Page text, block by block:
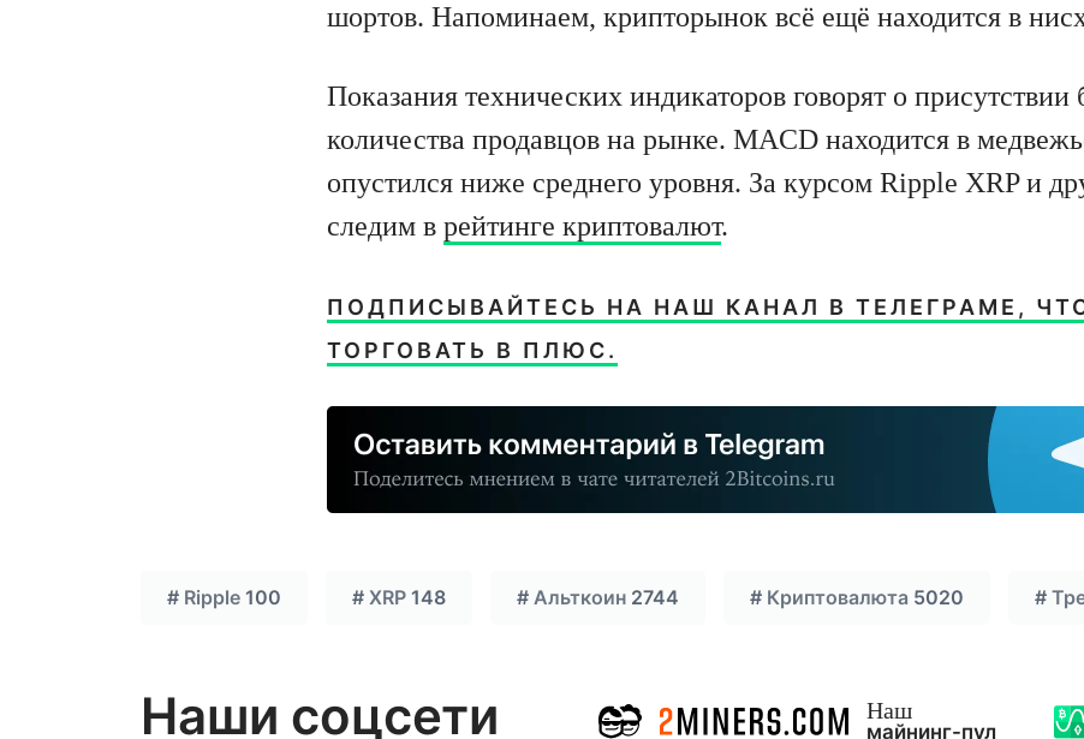
шортов. Напоминаем, крипторынок всё ещё находится в
Показания технических индикаторов говорят о присутствии
количества продавцов на рынке. MACD находится в
опустился ниже среднего уровня. За курсом Ripple XRP и
следим в рейтинге криптовалют.
ПОДПИСЫВАЙТЕСЬ НА НАШ КАНАЛ В ТЕЛЕГРАМЕ,
ТОРГОВАТЬ В ПЛЮС.
# Ripple 100 # XRP 148 # Альткоин 2744 # Криптовалюта 5020 #
Наши соцсети Наш
майнинг-пул